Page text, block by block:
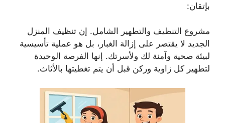
بإتقان:
مشروع التنظيف والتطهير الشامل. إن تنظيف المنزل
الجديد لا يقتصر على إزالة الغبار، بل هو عملية تأسيسية
لبيئة صحية وآمنة لك ولأسرتك. إنها الفرصة الوحيدة
لتطهير كل زاوية وركن قبل أن يتم تغطيتها بالأثاث.